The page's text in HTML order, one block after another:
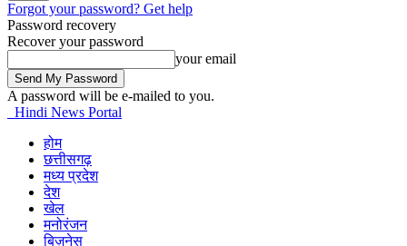
Forgot your password? Get help
Password recovery
Recover your password
your email
A password will be e-mailed to you.
Hindi News Portal
होम
छत्तीसगढ़
मध्य प्रदेश
देश
खेल
मनोरंजन
बिज़नेस